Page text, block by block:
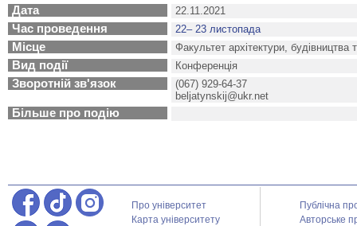
Дата 22.11.2021
Час проведення 22– 23 листопада
Місце Факультет архітектури, будівництва
Вид події Конференція
Зворотній зв'язок
(067) 929-64-37
beljatynskij@ukr.net
Більше про подію
Про університет
Карта університету
Публічна
Авторське